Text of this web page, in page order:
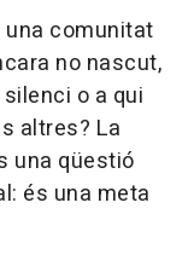
comunitat
no nascut,
o a qui
altres? La
una qüestió
és una meta